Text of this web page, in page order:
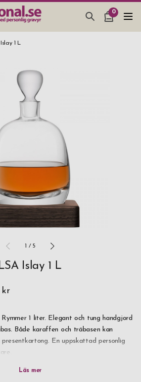
0
2026
2026
1 L
1 /5
Islay 1 L
kr
1 liter. Elegant och tung handgjord
Både karaffen och träbasen kan
En uppskattad personlig